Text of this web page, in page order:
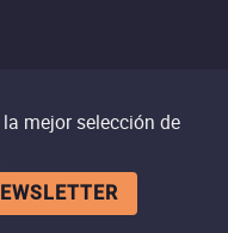
mejor selección de